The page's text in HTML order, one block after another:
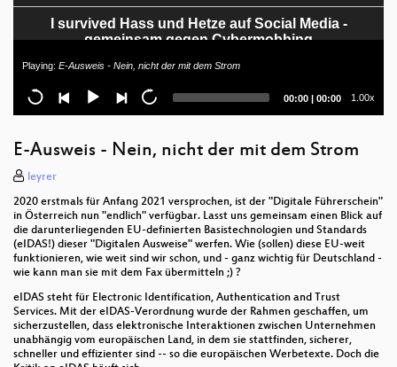
I survived Hass und Hetze auf Social Media -
gemeinsam gegen Cybermobbing
Do you trust profilers? I once did too
"Besser natürlich dumm als künstlich inteligent."
kann.
Public speaking with social anxiety
Erfolgreichere Migrationen: Tipps, Tricks und
Erfahrungen
Von der Freiheit zur Abhängigkeit: Eine kurze
Geschichte der Kommerzialisierung des Internets
GO GO GOLEMS - COMPUTERS SHOULD
COMPUTE
Hack your Government - Warum
Playing: E-Ausweis - Nein, nicht der mit dem Strom
Current
00:00 | Total
00:00 1.00x
E-Ausweis - Nein, nicht der mit dem Strom
leyrer
2020 erstmals für Anfang 2021 versprochen, ist der "Digitale Führerschein"
in Österreich nun "endlich" verfügbar. Lasst uns gemeinsam einen Blick auf
die darunterliegenden EU-definierten Basistechnologien und Standards
(eIDAS!) dieser "Digitalen Ausweise" werfen. Wie (sollen) diese EU-weit
funktionieren, wie weit sind wir schon, und - ganz wichtig für Deutschland -
wie kann man sie mit dem Fax übermitteln ;) ?
eIDAS steht für Electronic Identification, Authentication and Trust
Services. Mit der eIDAS-Verordnung wurde der Rahmen geschaffen, um
sicherzustellen, dass elektronische Interaktionen zwischen Unternehmen
unabhängig vom europäischen Land, in dem sie stattfinden, sicherer,
schneller und effizienter sind -- so die europäischen Werbetexte. Doch die